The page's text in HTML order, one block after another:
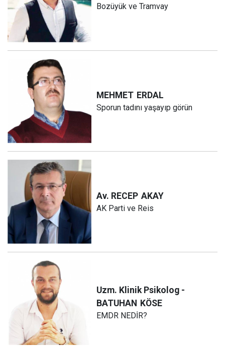
Bozüyük ve Tramvay
MEHMET ERDAL
Sporun tadını yaşayıp görün
Av. RECEP AKAY
AK Parti ve Reis
Uzm. Klinik Psikolog -
BATUHAN KÖSE
EMDR NEDİR?